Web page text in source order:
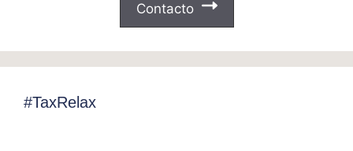
Contacto
#TaxRelax